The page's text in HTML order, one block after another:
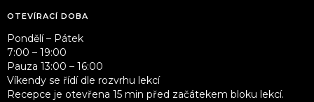
OTEVÍRACÍ DOBA
Pondělí – Pátek
7:00 – 19:00
Pauza 13:00 – 16:00
Víkendy se řídí dle rozvrhu lekcí
Recepce je otevřena 15 min před začátekem bloku lekcí.